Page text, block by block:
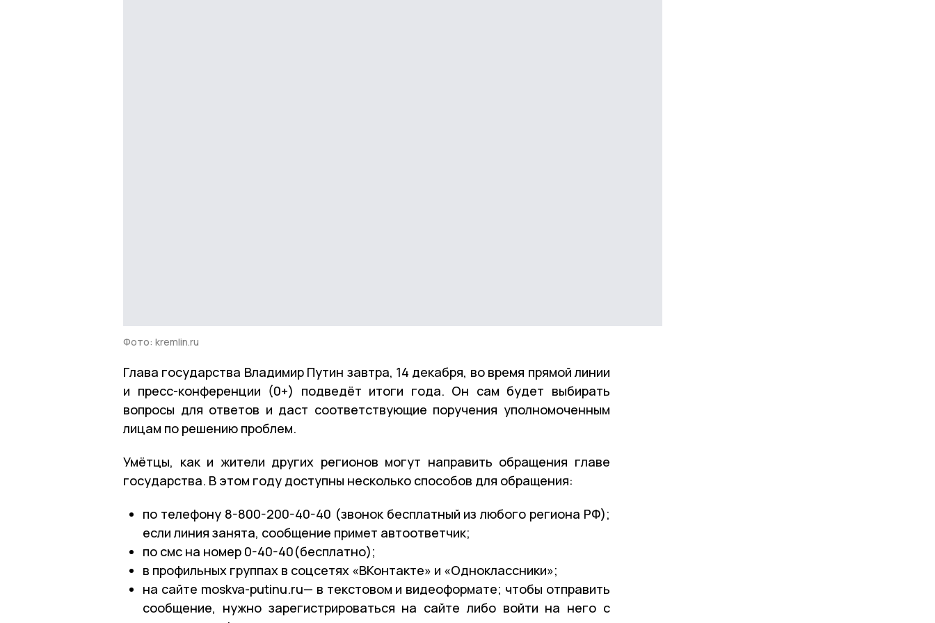
Фото: kremlin.ru
Глава государства Владимир Путин завтра, 14 декабря, во время прямой линии
и пресс-конференции (0+) подведёт итоги года. Он сам будет выбирать
вопросы для ответов и даст соответствующие поручения уполномоченным
лицам по решению проблем.
Умётцы, как и жители других регионов могут направить обращения главе
государства. В этом году доступны несколько способов для обращения:
по телефону 8-800-200-40-40 (звонок бесплатный из любого региона РФ);
если линия занята, сообщение примет автоответчик;
по смс на номер 0-40-40(бесплатно);
в профильных группах в соцсетях «ВКонтакте» и «Одноклассники»;
на сайте moskva-putinu.ru— в текстовом и видеоформате; чтобы отправить
сообщение, нужно зарегистрироваться на сайте либо войти на него с